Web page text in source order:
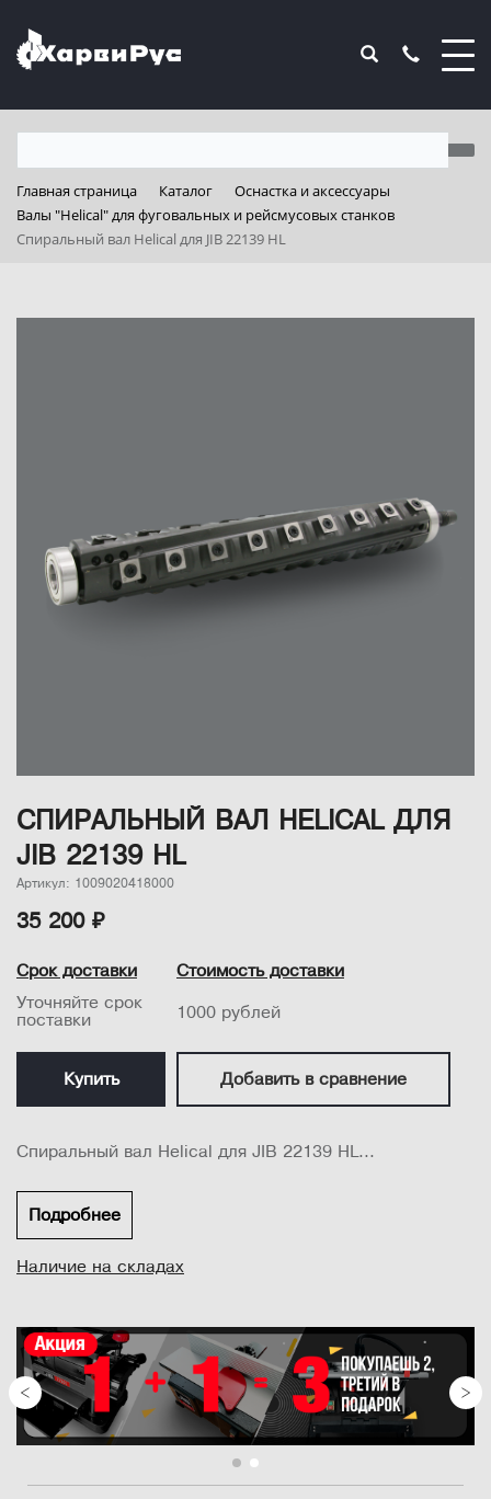
Главная страница Каталог
Оснастка и аксессуары
Валы "Helical" для фуговальных и рейсмусовых станков
Спиральный вал Helical для JIB 22139 HL
СПИРАЛЬНЫЙ ВАЛ HELICAL ДЛЯ
JIB 22139 HL
Артикул: 1009020418000
35 200 ₽
Срок доставки
Уточняйте срок
поставки
Стоимость доставки
1000 рублей
Купить Добавить в сравнение
Спиральный вал Helical для JIB 22139 HL...
Подробнее
Наличие на складах